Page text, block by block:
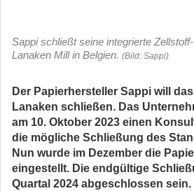
Sappi schließt seine integrierte
Lanaken Mill in Belgien. (Bild: Sappi)
Der Papierhersteller Sappi will
Lanaken schließen. Das
am 10. Oktober 2023 einen
die mögliche Schließung des
Nun wurde im Dezember die
eingestellt. Die endgültige
Quartal 2024 abgeschlossen sein.